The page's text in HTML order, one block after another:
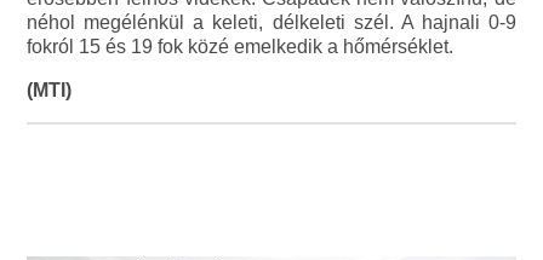
néhol megélénkül a keleti, délkeleti szél. A hajnali 0-9
fokról 15 és 19 fok közé emelkedik a hőmérséklet.
(MTI)